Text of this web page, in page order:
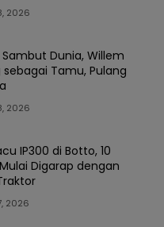
2026
Sambut Dunia, Willem
Tamu, Pulang
2026
IP300 di Botto, 10
Digarap dengan
2026